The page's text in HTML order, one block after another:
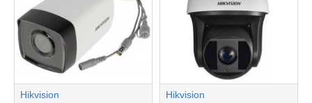
Hikvision
Hikvision